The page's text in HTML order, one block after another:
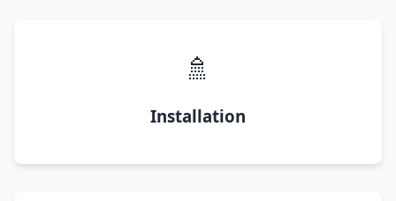
🚿
Installation